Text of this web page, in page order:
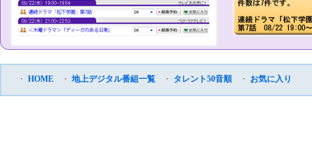
・ HOME ・ 地上デジタル番組一覧 ・ タレント50音順 ・ お気に入り